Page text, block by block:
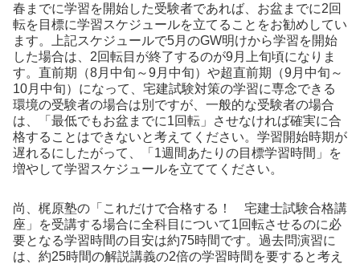
春までに学習を開始した受験者であれば、お盆までに2回
転を目標に学習スケジュールを立てることをお勧めしてい
ます。上記スケジュールで5月のGW明けから学習を開始
した場合は、2回転目が終了するのが9月上旬頃になりま
す。直前期（8月中旬～9月中旬）や超直前期（9月中旬～
10月中旬）になって、宅建試験対策の学習に専念できる
環境の受験者の場合は別ですが、一般的な受験者の場合
は、「最低でもお盆までに1回転」させなければ確実に合
格することはできないと考えてください。学習開始時期が
遅れるにしたがって、「1週間あたりの目標学習時間」を
増やして学習スケジュールを立ててください。
尚、梶原塾の「これだけで合格する！ 宅建士試験合格講
座」を受講する場合に全科目について1回転させるのに必
要となる学習時間の目安は約75時間です。過去問演習に
は、約25時間の解説講義の2倍の学習時間を要すると考え